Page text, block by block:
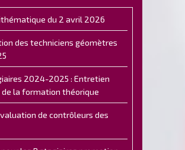
du 2 avril 2026
des techniciens géomètres
2024-2025 : Entretien
la formation théorique
de contrôleurs des